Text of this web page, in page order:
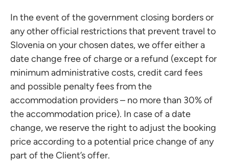
In the event of the government closing borders or
any other official restrictions that prevent travel to
Slovenia on your chosen dates, we offer either a
date change free of charge or a refund (except for
minimum administrative costs, credit card fees
and possible penalty fees from the
accommodation providers – no more than 30% of
the accommodation price). In case of a date
change, we reserve the right to adjust the booking
price according to a potential price change of any
part of the Client’s offer.